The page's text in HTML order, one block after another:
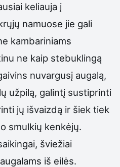
keliauja į
namuose jie gali
kambariniams
ne kaip stebuklingą
nuvargusį augalą,
užpilą, galintį sustiprinti
jų išvaizdą ir šiek tiek
smulkių kenkėjų.
šviežiai
iš eilės.